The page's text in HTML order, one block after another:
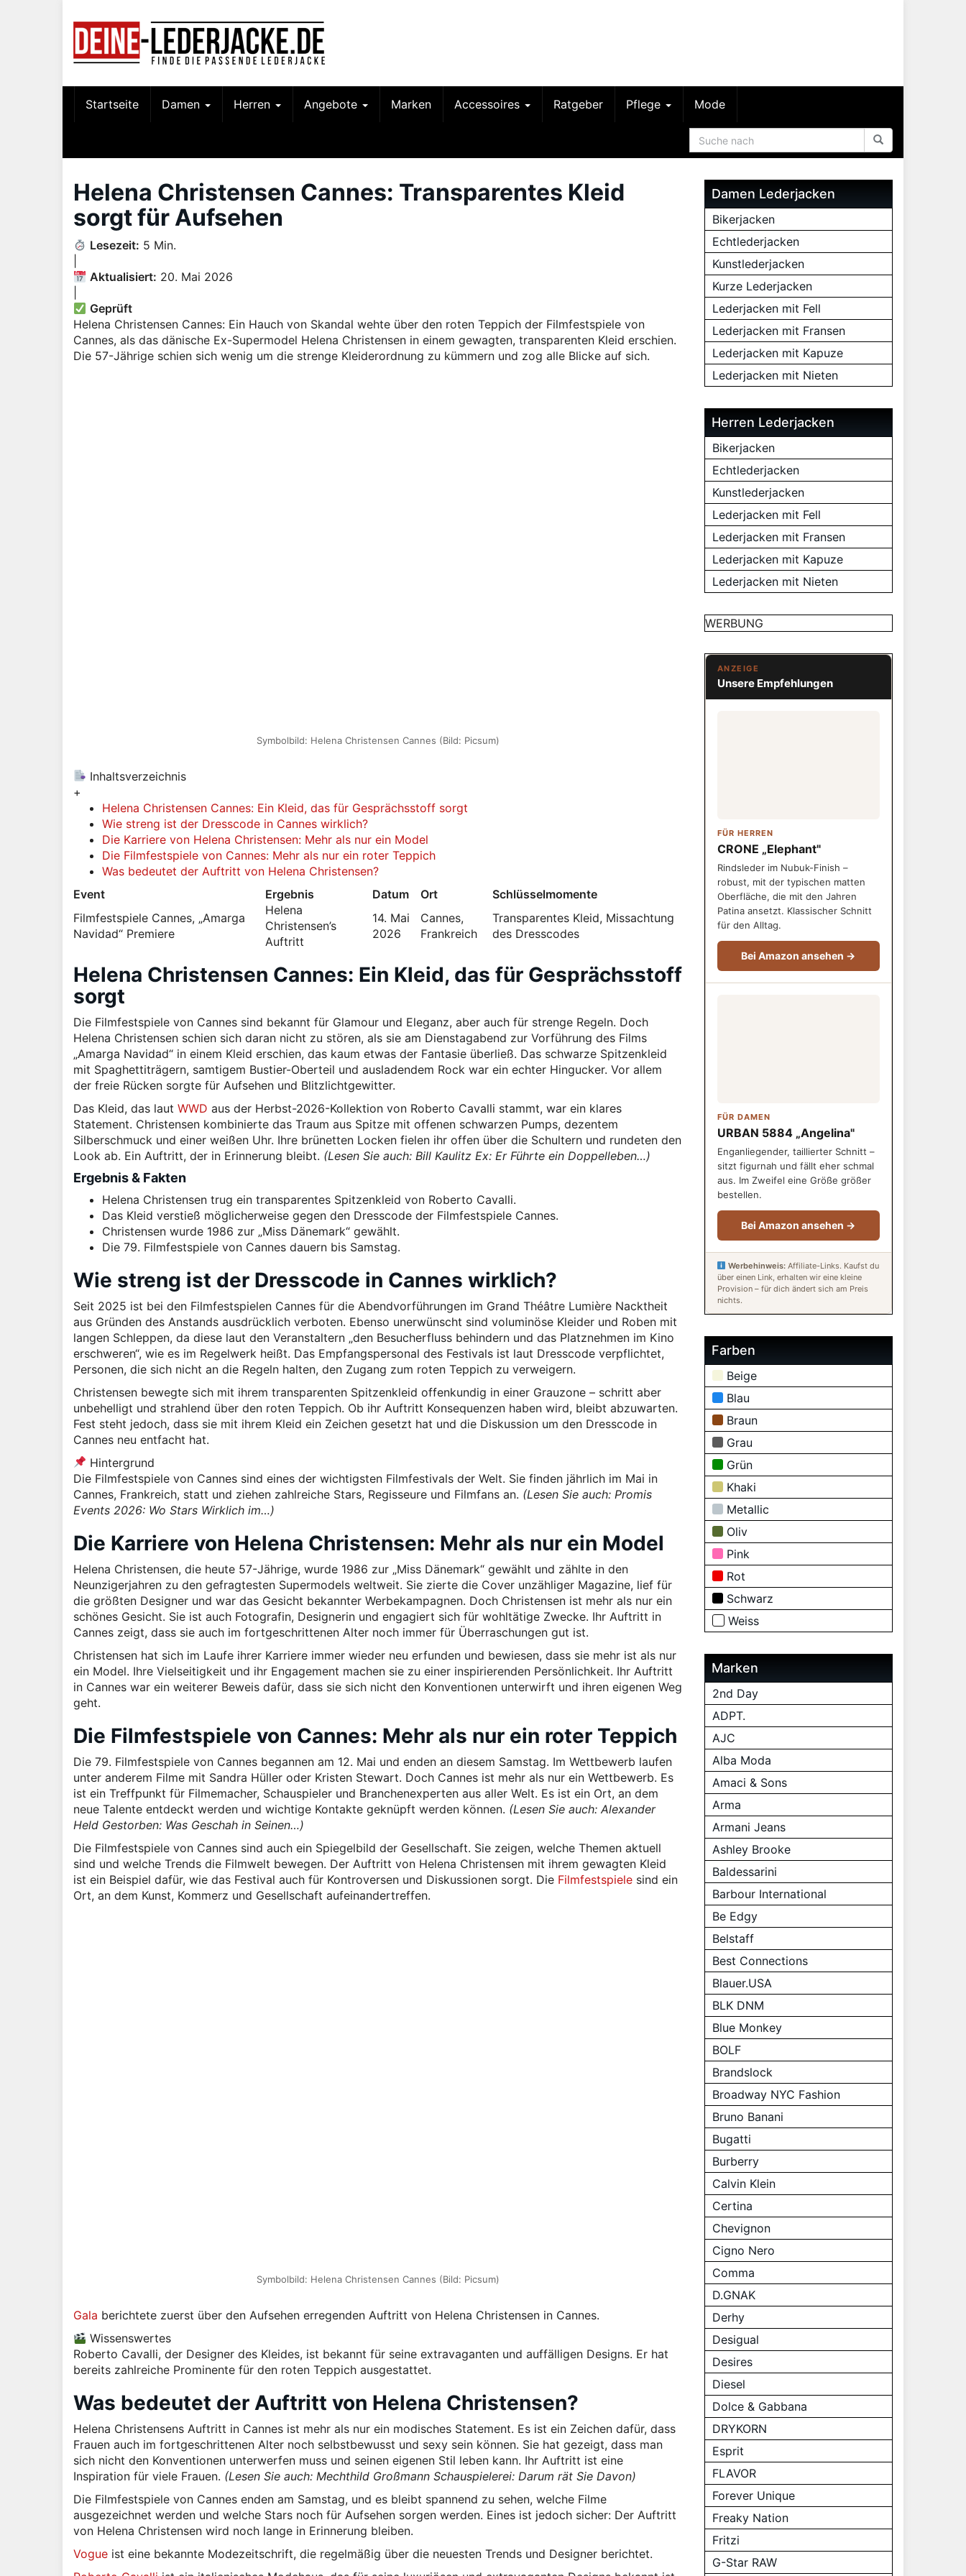
Startseite Damen Herren Angebote Marken Accessoires Ratgeber Pflege Mode
Helena Christensen Cannes: Transparentes Kleid
sorgt für Aufsehen
Lesezeit: 5 Min.
Aktualisiert: 20. Mai 2026
Geprüft
Helena Christensen Cannes: Ein Hauch von Skandal wehte über den roten Teppich der Filmfestspiele von
Cannes, als das dänische Ex-Supermodel Helena Christensen in einem gewagten, transparenten Kleid erschien.
Die 57-Jährige schien sich wenig um die strenge Kleiderordnung zu kümmern und zog alle Blicke auf sich.
Symbolbild: Helena Christensen Cannes (Bild: Picsum)
Inhaltsverzeichnis
+
Helena Christensen Cannes: Ein Kleid, das für Gesprächsstoff sorgt
Wie streng ist der Dresscode in Cannes wirklich?
Die Karriere von Helena Christensen: Mehr als nur ein Model
Die Filmfestspiele von Cannes: Mehr als nur ein roter Teppich
Was bedeutet der Auftritt von Helena Christensen?
Event
Ergebnis Datum Ort
Schlüsselmomente
Filmfestspiele Cannes, „Amarga
Navidad“ Premiere
Helena
Christensen’s
Auftritt
14. Mai
2026
Cannes,
Frankreich
Transparentes Kleid, Missachtung
des Dresscodes
Helena Christensen Cannes: Ein Kleid, das für Gesprächsstoff
sorgt
Die Filmfestspiele von Cannes sind bekannt für Glamour und Eleganz, aber auch für strenge Regeln. Doch
Helena Christensen schien sich daran nicht zu stören, als sie am Dienstagabend zur Vorführung des Films
„Amarga Navidad“ in einem Kleid erschien, das kaum etwas der Fantasie überließ. Das schwarze Spitzenkleid
mit Spaghettiträgern, samtigem Bustier-Oberteil und ausladendem Rock war ein echter Hingucker. Vor allem
der freie Rücken sorgte für Aufsehen und Blitzlichtgewitter.
Das Kleid, das laut WWD aus der Herbst-2026-Kollektion von Roberto Cavalli stammt, war ein klares
Statement. Christensen kombinierte das Traum aus Spitze mit offenen schwarzen Pumps, dezentem
Silberschmuck und einer weißen Uhr. Ihre brünetten Locken fielen ihr offen über die Schultern und rundeten den
Look ab. Ein Auftritt, der in Erinnerung bleibt. (Lesen Sie auch: Bill Kaulitz Ex: Er Führte ein Doppelleben…)
Ergebnis & Fakten
Helena Christensen trug ein transparentes Spitzenkleid von Roberto Cavalli.
Das Kleid verstieß möglicherweise gegen den Dresscode der Filmfestspiele Cannes.
Christensen wurde 1986 zur „Miss Dänemark“ gewählt.
Die 79. Filmfestspiele von Cannes dauern bis Samstag.
Wie streng ist der Dresscode in Cannes wirklich?
Seit 2025 ist bei den Filmfestspielen Cannes für die Abendvorführungen im Grand Théâtre Lumière Nacktheit
aus Gründen des Anstands ausdrücklich verboten. Ebenso unerwünscht sind voluminöse Kleider und Roben mit
langen Schleppen, da diese laut den Veranstaltern „den Besucherfluss behindern und das Platznehmen im Kino
erschweren“, wie es im Regelwerk heißt. Das Empfangspersonal des Festivals ist laut Dresscode verpflichtet,
Personen, die sich nicht an die Regeln halten, den Zugang zum roten Teppich zu verweigern.
Christensen bewegte sich mit ihrem transparenten Spitzenkleid offenkundig in einer Grauzone – schritt aber
unbehelligt und strahlend über den roten Teppich. Ob ihr Auftritt Konsequenzen haben wird, bleibt abzuwarten.
Fest steht jedoch, dass sie mit ihrem Kleid ein Zeichen gesetzt hat und die Diskussion um den Dresscode in
Cannes neu entfacht hat.
Hintergrund
Die Filmfestspiele von Cannes sind eines der wichtigsten Filmfestivals der Welt. Sie finden jährlich im Mai in
Cannes, Frankreich, statt und ziehen zahlreiche Stars, Regisseure und Filmfans an. (Lesen Sie auch: Promis
Events 2026: Wo Stars Wirklich im…)
Die Karriere von Helena Christensen: Mehr als nur ein Model
Helena Christensen, die heute 57-Jährige, wurde 1986 zur „Miss Dänemark“ gewählt und zählte in den
Neunzigerjahren zu den gefragtesten Supermodels weltweit. Sie zierte die Cover unzähliger Magazine, lief für
die größten Designer und war das Gesicht bekannter Werbekampagnen. Doch Christensen ist mehr als nur ein
schönes Gesicht. Sie ist auch Fotografin, Designerin und engagiert sich für wohltätige Zwecke. Ihr Auftritt in
Cannes zeigt, dass sie auch im fortgeschrittenen Alter noch immer für Überraschungen gut ist.
Christensen hat sich im Laufe ihrer Karriere immer wieder neu erfunden und bewiesen, dass sie mehr ist als nur
ein Model. Ihre Vielseitigkeit und ihr Engagement machen sie zu einer inspirierenden Persönlichkeit. Ihr Auftritt
in Cannes war ein weiterer Beweis dafür, dass sie sich nicht den Konventionen unterwirft und ihren eigenen Weg
geht.
Die Filmfestspiele von Cannes: Mehr als nur ein roter Teppich
Die 79. Filmfestspiele von Cannes begannen am 12. Mai und enden an diesem Samstag. Im Wettbewerb laufen
unter anderem Filme mit Sandra Hüller oder Kristen Stewart. Doch Cannes ist mehr als nur ein Wettbewerb. Es
ist ein Treffpunkt für Filmemacher, Schauspieler und Branchenexperten aus aller Welt. Es ist ein Ort, an dem
neue Talente entdeckt werden und wichtige Kontakte geknüpft werden können. (Lesen Sie auch: Alexander
Held Gestorben: Was Geschah in Seinen…)
Die Filmfestspiele von Cannes sind auch ein Spiegelbild der Gesellschaft. Sie zeigen, welche Themen aktuell
sind und welche Trends die Filmwelt bewegen. Der Auftritt von Helena Christensen mit ihrem gewagten Kleid
ist ein Beispiel dafür, wie das Festival auch für Kontroversen und Diskussionen sorgt. Die Filmfestspiele sind ein
Ort, an dem Kunst, Kommerz und Gesellschaft aufeinandertreffen.
Symbolbild: Helena Christensen Cannes (Bild: Picsum)
Gala berichtete zuerst über den Aufsehen erregenden Auftritt von Helena Christensen in Cannes.
Wissenswertes
Roberto Cavalli, der Designer des Kleides, ist bekannt für seine extravaganten und auffälligen Designs. Er hat
bereits zahlreiche Prominente für den roten Teppich ausgestattet.
Was bedeutet der Auftritt von Helena Christensen?
Helena Christensens Auftritt in Cannes ist mehr als nur ein modisches Statement. Es ist ein Zeichen dafür, dass
Frauen auch im fortgeschrittenen Alter noch selbstbewusst und sexy sein können. Sie hat gezeigt, dass man
sich nicht den Konventionen unterwerfen muss und seinen eigenen Stil leben kann. Ihr Auftritt ist eine
Inspiration für viele Frauen. (Lesen Sie auch: Mechthild Großmann Schauspielerei: Darum rät Sie Davon)
Die Filmfestspiele von Cannes enden am Samstag, und es bleibt spannend zu sehen, welche Filme
ausgezeichnet werden und welche Stars noch für Aufsehen sorgen werden. Eines ist jedoch sicher: Der Auftritt
von Helena Christensen wird noch lange in Erinnerung bleiben.
Vogue ist eine bekannte Modezeitschrift, die regelmäßig über die neuesten Trends und Designer berichtet.
Damen Lederjacken
Bikerjacken
Echtlederjacken
Kunstlederjacken
Kurze Lederjacken
Lederjacken mit Fell
Lederjacken mit Fransen
Lederjacken mit Kapuze
Lederjacken mit Nieten
Herren Lederjacken
Bikerjacken
Echtlederjacken
Kunstlederjacken
Lederjacken mit Fell
Lederjacken mit Fransen
Lederjacken mit Kapuze
Lederjacken mit Nieten
WERBUNG
ANZEIGE
Unsere Empfehlungen
FÜR HERREN
CRONE „Elephant"
Rindsleder im Nubuk-Finish –
robust, mit der typischen matten
Oberfläche, die mit den Jahren
Patina ansetzt. Klassischer Schnitt
für den Alltag.
Bei Amazon ansehen →
FÜR DAMEN
URBAN 5884 „Angelina"
Enganliegender, taillierter Schnitt –
sitzt figurnah und fällt eher schmal
aus. Im Zweifel eine Größe größer
bestellen.
Bei Amazon ansehen →
Werbehinweis: Affiliate-Links. Kaufst du
über einen Link, erhalten wir eine kleine
Provision – für dich ändert sich am Preis
nichts.
Farben
Beige
Blau
Braun
Grau
Grün
Khaki
Metallic
Oliv
Pink
Rot
Schwarz
Weiss
Marken
2nd Day
ADPT.
AJC
Alba Moda
Amaci & Sons
Arma
Armani Jeans
Ashley Brooke
Baldessarini
Barbour International
Be Edgy
Belstaff
Best Connections
Blauer.USA
BLK DNM
Blue Monkey
BOLF
Brandslock
Broadway NYC Fashion
Bruno Banani
Bugatti
Burberry
Calvin Klein
Certina
Chevignon
Cigno Nero
Comma
D.GNAK
Derhy
Desigual
Desires
Diesel
Dolce & Gabbana
DRYKORN
Esprit
FLAVOR
Forever Unique
Freaky Nation
Fritzi
G-Star RAW